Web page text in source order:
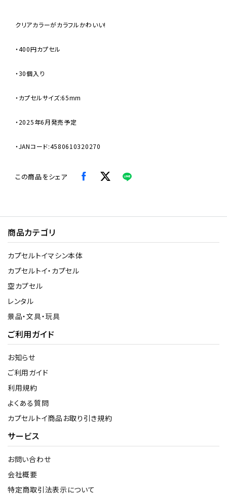
クリアカラーがカラフルかわいい!
・400円カプセル
・30個入り
・カプセルサイズ:65mm
・2025年6月発売予定
・JANコード:4580610320270
この商品をシェア
商品カテゴリ
カプセルトイマシン本体
カプセルトイ・カプセル
空カプセル
レンタル
景品・文具・玩具
ご利用ガイド
お知らせ
ご利用ガイド
利用規約
よくある質問
カプセルトイ商品お取り引き規約
サービス
お問い合わせ
会社概要
特定商取引法表示について